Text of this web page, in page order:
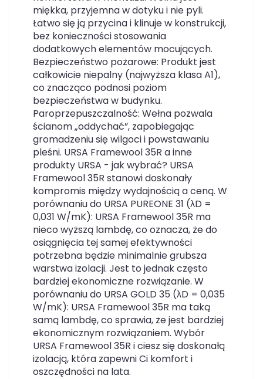
miękka, przyjemna w dotyku i nie pyli.
Łatwo się ją przycina i klinuje w konstrukcji,
bez konieczności stosowania
dodatkowych elementów mocujących.
Bezpieczeństwo pożarowe: Produkt jest
całkowicie niepalny (najwyższa klasa A1),
co znacząco podnosi poziom
bezpieczeństwa w budynku.
Paroprzepuszczalność: Wełna pozwala
ścianom „oddychać”, zapobiegając
gromadzeniu się wilgoci i powstawaniu
pleśni. URSA Framewool 35R a inne
produkty URSA - jak wybrać? URSA
Framewool 35R stanowi doskonały
kompromis między wydajnością a ceną. W
porównaniu do URSA PUREONE 31 (λD =
0,031 W/mK): URSA Framewool 35R ma
nieco wyższą lambdę, co oznacza, że do
osiągnięcia tej samej efektywności
potrzebna będzie minimalnie grubsza
warstwa izolacji. Jest to jednak często
bardziej ekonomiczne rozwiązanie. W
porównaniu do URSA GOLD 35 (λD = 0,035
W/mK): URSA Framewool 35R ma taką
samą lambdę, co sprawia, że jest bardziej
ekonomicznym rozwiązaniem. Wybór
URSA Framewool 35R i ciesz się doskonałą
izolacją, która zapewni Ci komfort i
oszczędności na lata.